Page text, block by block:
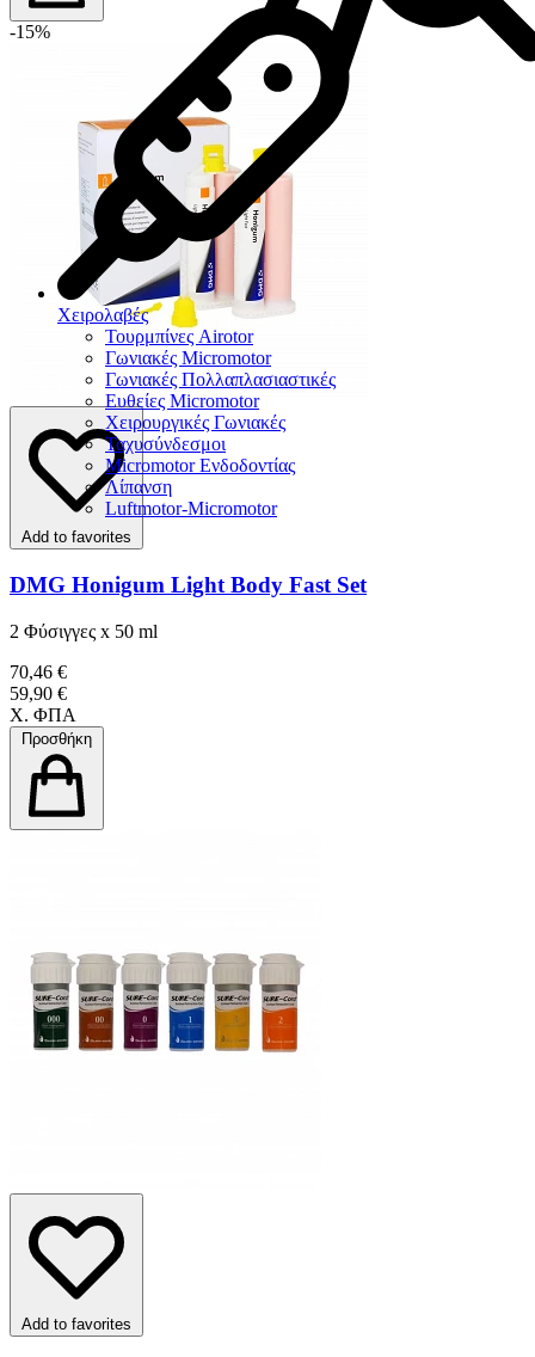
Χειρολαβές
Τουρμπίνες Airotor
Γωνιακές Micromotor
Γωνιακές Πολλαπλασιαστικές
Ευθείες Micromotor
Χειρουργικές Γωνιακές
Ταχυσύνδεσμοι
Micromotor Ενδοδοντίας
Λίπανση
Luftmotor-Micromotor
-15%
Add to favorites
DMG Honigum Light Body Fast Set
2 Φύσιγγες x 50 ml
70,46 €
59,90 €
Χ. ΦΠΑ
Προσθήκη
Add to favorites